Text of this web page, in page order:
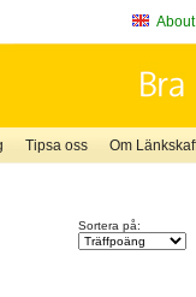
Tipsa oss Om
Sortera på: